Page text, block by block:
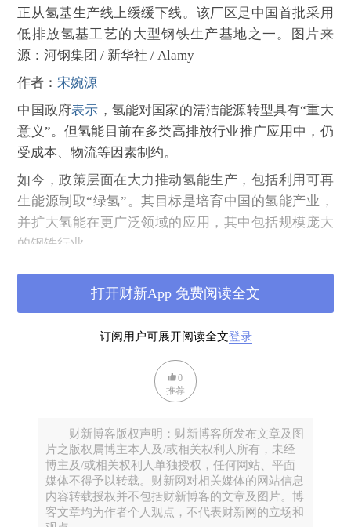
正从氢基生产线上缓缓下线。该厂区是中国首批采用
低排放氢基工艺的大型钢铁生产基地之一。图片来
源：河钢集团 / 新华社 / Alamy
作者：宋婉源
中国政府表示 ，氢能对国家的清洁能源转型具有“重大
意义”。但氢能目前在多类高排放行业推广应用中，仍
受成本、物流等因素制约。
如今，政策层面在大力推动氢能生产，包括利用可再
生能源制取“绿氢”。其目标是培育中国的氢能产业，
并扩大氢能在更广泛领域的应用，其中包括规模庞大
的钢铁行业。
今年3月，工业和信息化部、财政部、国家发展改革委
三部委联合发布《关于开展氢能综合应用试点工作的
通知》。全新的试点方案提出，对五个城市群在氢能
领域的探索与目标完成情况给予奖励。试点的一项
绿氢被视为降低钢铁行业排放的
铁矿石冶炼过程中的低碳燃料，而传统炼钢依赖燃煤
高炉或天然气。然而，无论是在中国还是全球范围
内，目前能够以这种方式实现氢能商业化规模生产的
十分有限。
这一试点方案紧随“十五五”规划纲要发布。作为中国
订阅用户可展开阅读全文登录
打开财新App 免费阅读全文
0
推荐
财新博客版权声明：财新博客所发布文章及图
片之版权属博主本人及/或相关权利人所有，未经
博主及/或相关权利人单独授权，任何网站、平面
媒体不得予以转载。财新网对相关媒体的网站信息
内容转载授权并不包括财新博客的文章及图片。博
客文章均为作者个人观点，不代表财新网的立场和